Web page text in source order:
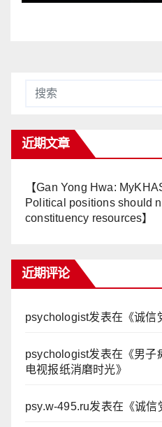
近期文章
【Gan Yong Hwa:
Political positions should
constituency resources】
近期评论
psychologist发表在《诚信
psychologist发表在《男子
电视报纸消磨时光》
psy.w-495.ru发表在《诚信